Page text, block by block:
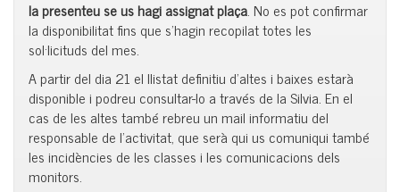
la presenteu se us hagi assignatplaça. No es pot confirmar
la disponibilitat fins que s’hagin recopilat totes les
sol·licituds del mes.
A partir del dia 21 el llistat definitiu d’altes i baixes estarà
disponible i podreu consultar-lo a través de la Silvia. En el
cas de les altes també rebreu un mail informatiu del
responsable de l’activitat, que serà qui us comuniqui també
les incidències de les classes i les comunicacions dels
monitors.